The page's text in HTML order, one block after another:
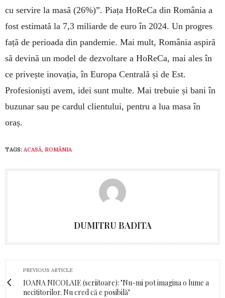
cu servire la masă (26%)”. Piața HoReCa din România a
fost estimată la 7,3 miliarde de euro în 2024. Un progres
față de perioada din pandemie. Mai mult, România aspiră
să devină un model de dezvoltare a HoReCa, mai ales în
ce privește inovația, în Europa Centrală și de Est.
Profesioniști avem, idei sunt multe. Mai trebuie și bani în
buzunar sau pe cardul clientului, pentru a lua masa în
oraș.
TAGS: ACASĂ, ROMÂNIA
DUMITRU BADITA
PREVIOUS ARTICLE
IOANA NICOLAIE (scriitoare): "Nu-mi pot imagina o lume a
necititorilor. Nu cred că e posibilă"